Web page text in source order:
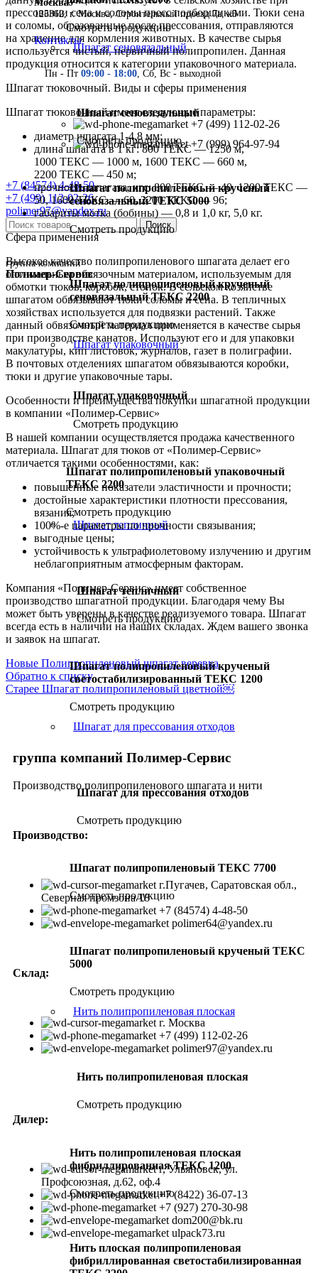
Москва
125362, г. Москва, Строительный проезд 7а, к5
Контакты
Пн - Пт 09:00 - 18:00 , Сб, Вс - выходной
+7 (499) 112-02-26
+7 (999) 964-97-94
+7 (84574) 4-48-50
+7 (499) 112-02-26
polimer97@yandex.ru
Поиск
группа компаний
Полимер-Сервис
Смотреть продукцию
Шпагат сеновязальный
Шпагат сеновязальный
Смотреть продукцию
Шпагат полипропиленовый крученый
сеновязальный ТЕКС 5000
Смотреть продукцию
Шпагат полипропиленовый крученый
сеновязальный ТЕКС 2200
Смотреть продукцию
Шпагат упаковочный
Шпагат упаковочный
Смотреть продукцию
Шпагат полипропиленовый упаковочный
ТЕКС 2200
Смотреть продукцию
Шпагат тепличный
Шпагат тепличный
Смотреть продукцию
Шпагат полипропиленовый крученый
светостабилизированный ТЕКС 1200
Смотреть продукцию
Шпагат для прессования отходов
Шпагат для прессования отходов
Смотреть продукцию
Шпагат полипропиленовый ТЕКС 7700
Смотреть продукцию
Шпагат полипропиленовый крученый ТЕКС
5000
Смотреть продукцию
Нить полипропиленовая плоская
Нить полипропиленовая плоская
Смотреть продукцию
Нить полипропиленовая плоская
фибриллированная ТЕКС 1200
Смотреть продукцию
Нить плоская полипропиленовая
фибриллированная светостабилизированная
прессовании сена и соломы пресс подборщиками. Тюки сена
и соломы, образованные после прессования, отправляются
на хранение для кормления животных. В качестве сырья
используется чистый, первичный полипропилен. Данная
продукция относится к категории упаковочного материала.
Шпагат тюковочный. Виды и сферы применения
Шпагат тюковочный имеет следующие параметры:
диаметр шпагата 1-4,8 мм;
длина шпагата в 1 кг: 800 ТЕКС — 1250 м,
1000 ТЕКС — 1000 м, 1600 ТЕКС — 660 м,
2200 ТЕКС — 450 м;
прочность шпагата, кгс: 800 ТЕКС — 40, 1200 ТЕКС —
50, 1600 ТЕКС — 60, 2200 ТЕКС — 96;
габариты мотка (бобины) — 0,8 и 1,0 кг, 5,0 кг.
Сфера применения
Высокое качество полипропиленового шпагата делает его
оптимальным обвязочным материалом, используемым для
обмотки тюков, коробок, стопок. В сельском хозяйстве
шпагатом обвязывают тюки соломы и сена. В тепличных
хозяйствах используется для подвязки растений. Также
данный обвязочный материал применяется в качестве сырья
при производстве канатов. Используют его и для упаковки
макулатуры, кип листовок, журналов, газет в полиграфии.
В почтовых отделениях шпагатом обвязываются коробки,
тюки и другие упаковочные тары.
Особенности и преимущества покупки шпагатной продукции
в компании «Полимер-Сервис»
В нашей компании осуществляется продажа качественного
материала. Шпагат для тюков от «Полимер-Сервис»
отличается такими особенностями, как:
повышенные показатели эластичности и прочности;
достойные характеристики плотности прессования,
вязания;
100%-е параметры по прочности связывания;
выгодные цены;
устойчивость к ультрафиолетовому излучению и другим
неблагоприятным атмосферным факторам.
Компания «Полимер-Сервис» имеет собственное
производство шпагатной продукции. Благодаря чему Вы
может быть уверены в качестве реализуемого товара. Шпагат
всегда есть в наличии на наших складах. Ждем вашего звонка
и заявок на шпагат.
Новые Полипропиленовый шпагат веревка
Обратно к списку
Старее Шпагат полипропиленовый цветной￼
группа компаний Полимер-Сервис
Производство полипропиленового шпагата и нити
Производство:
г.Пугачев, Саратовская обл.,
Северная промзона 18
+7 (84574) 4-48-50
polimer64@yandex.ru
Склад:
г. Москва
+7 (499) 112-02-26
polimer97@yandex.ru
Дилер:
г, Ульяновск, ул.
Профсоюзная, д.62, оф.4
+7 (8422) 36-07-13
+7 (927) 270-30-98
dom200@bk.ru
ulpack73.ru